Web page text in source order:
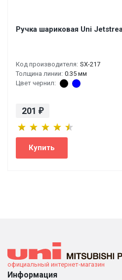
Ручка шариковая Uni
Код производителя: SX-217
Толщина линии: 0.35 мм
Цвет чернил:
201 ₽
официальный интернет-магазин
Информация